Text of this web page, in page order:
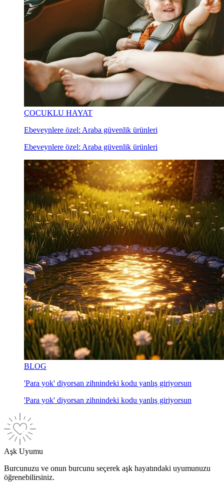
ÇOCUKLU HAYAT
Ebeveynlere özel: Araba güvenlik ürünleri
Ebeveynlere özel: Araba güvenlik ürünleri
BLOG
'Para yok' diyorsan zihnindeki kodu yanlış giriyorsun
'Para yok' diyorsan zihnindeki kodu yanlış giriyorsun
Aşk Uyumu
Burcunuzu ve onun burcunu seçerek aşk hayatındaki uyumunuzu
öğrenebilirsiniz.